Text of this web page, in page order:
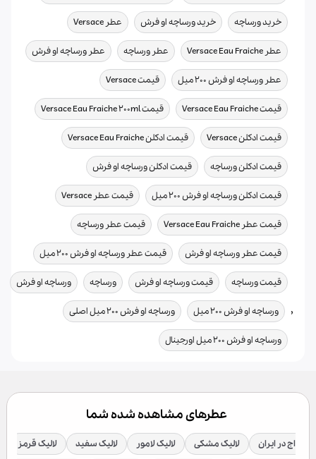
خرید ورساچه , خرید ورساچه او فرش , عطر Versace ,
عطر Versace Eau Fraiche , عطر ورساچه , عطر ورساچه او فرش ,
عطر ورساچه او فرش ۲۰۰ میل , قیمت Versace ,
قیمت Versace Eau Fraiche , قیمت Versace Eau Fraiche 200ml ,
قیمت ادکلن Versace , قیمت ادکلن Versace Eau Fraiche ,
قیمت ادکلن ورساچه , قیمت ادکلن ورساچه او فرش ,
قیمت ادکلن ورساچه او فرش ۲۰۰ میل , قیمت عطر Versace ,
قیمت عطر Versace Eau Fraiche , قیمت عطر ورساچه ,
قیمت عطر ورساچه او فرش , قیمت عطر ورساچه او فرش ۲۰۰ میل ,
قیمت ورساچه , قیمت ورساچه او فرش , ورساچه , ورساچه او فرش
, ورساچه او فرش ۲۰۰ میل , ورساچه او فرش ۲۰۰ میل اصلی ,
ورساچه او فرش ۲۰۰ میل اورجینال
عطرهای مشاهده شده شما
آمواج در ایران لالیک مشکی لالیک لامور لالیک سفید لالیک قرمز